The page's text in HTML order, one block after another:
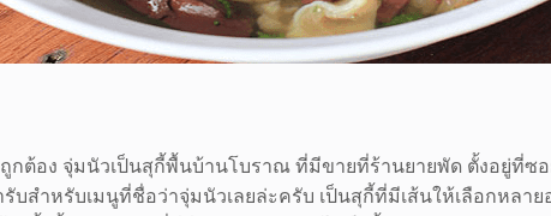
ต้อง จุ่มนัวเป็นสุกี้พื้นบ้านโบราณ ที่มีขายที่ร้านยายพัด ตั้งอยู่ที่ซ
สำหรับเมนูที่ชื่อว่าจุ่มนัวเลยล่ะครับ เป็นสุกี้ที่มีเส้นให้เลือกหลาย